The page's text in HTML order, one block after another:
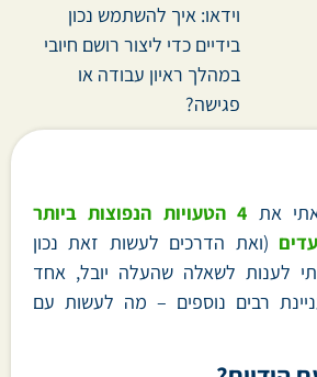
וידאו: איך להשתמש נכון
בידיים כדי ליצור רושם חיובי
במהלך ראיון עבודה או
פגישה?
את
4 הטעויות הנפוצות ביותר
(ואת הדרכים לעשות זאת נכון
לענות לשאלה שהעלה יובל, אחד
רבים נוספים – מה לעשות עם